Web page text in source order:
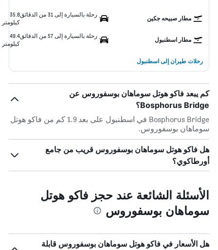
مطار صبيحه جكين
رحلة بالسيارة إلى 31 من الدقائق
35.8
كيلومتر
مطار اسطنبول
رحلة بالسيارة إلى 57 من الدقائق
49.4
كيلومتر
رحلات طيران إلى اسطنبول
كم يبعد فاكو هوتل سوماهان بوسفوروس عن
Bosphorus Bridge؟
Bosphorus Bridge في اسطنبول على بعد 1.9 كم من فاكو هوتل
سوماهان بوسفوروس.
هل فاكو هوتل سوماهان بوسفوروس قريب من جامع
أورطاكوي؟
الأسئلة الشائعة عند حجز فاكو هوتل
سوماهان بوسفوروس
هل الأسعار في فاكو هوتل سوماهان بوسفوروس قابلة